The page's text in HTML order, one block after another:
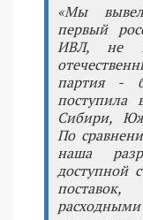
«Мы
первый
ИВЛ, не
партия -
поступила
Сибири,
По
наша
доступной